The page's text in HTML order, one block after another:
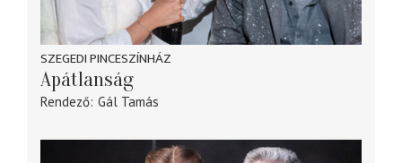
SZEGEDI PINCESZÍNHÁZ
Apátlanság
Rendező Gál Tamás